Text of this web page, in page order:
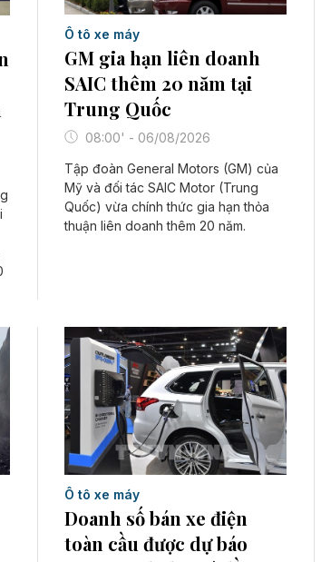
Ô tô xe máy
GM gia hạn liên doanh
SAIC thêm 20 năm tại
Trung Quốc
08:00' - 06/08/2026
Tập đoàn General Motors (GM) của
Mỹ và đối tác SAIC Motor (Trung
Quốc) vừa chính thức gia hạn thỏa
thuận liên doanh thêm 20 năm.
Ô tô xe máy
Doanh số bán xe điện
toàn cầu được dự báo